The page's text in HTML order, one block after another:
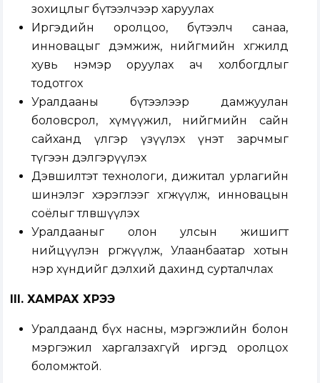
зохицлыг бүтээлчээр харуулах
Иргэдийн оролцоо, бүтээлч санаа,
инновацыг дэмжиж, нийгмийн хөгжилд
хувь нэмэр оруулах ач холбогдлыг
тодотгох
Уралдааны бүтээлээр дамжуулан
боловсрол, хүмүүжил, нийгмийн сайн
сайханд үлгэр үзүүлэх үнэт зарчмыг
түгээн дэлгэрүүлэх
Дэвшилтэт технологи, дижитал урлагийн
шинэлэг хэрэглээг хөгжүүлж, инновацын
соёлыг төлөвшүүлэх
Уралдааныг олон улсын жишигт
нийцүүлэн өргөжүүлж, Улаанбаатар хотын
нэр хүндийг дэлхий дахинд сурталчлах
III. ХАМРАХ ХҮРЭЭ
Уралдаанд бүх насны, мэргэжлийн болон
мэргэжил харгалзахгүй иргэд оролцох
боломжтой.